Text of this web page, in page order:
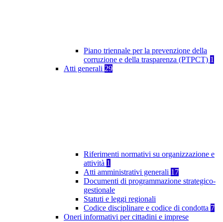
Piano triennale per la prevenzione della
corruzione e della trasparenza (PTPCT) 1
Atti generali 29
Riferimenti normativi su organizzazione e
attività 1
Atti amministrativi generali 17
Documenti di programmazione strategico-
gestionale
Statuti e leggi regionali
Codice disciplinare e codice di condotta 7
Oneri informativi per cittadini e imprese